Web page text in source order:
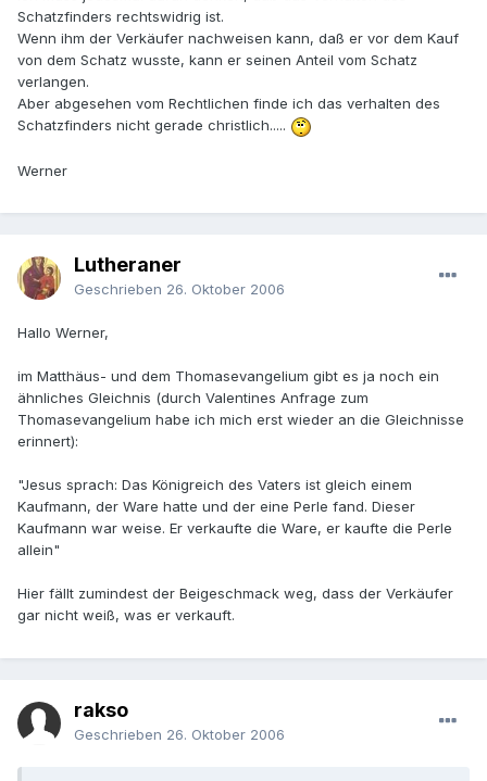
Schatzfinders rechtswidrig ist.
Wenn ihm der Verkäufer nachweisen kann, daß er vor dem Kauf
von dem Schatz wusste, kann er seinen Anteil vom Schatz
verlangen.
Aber abgesehen vom Rechtlichen finde ich das verhalten des
Schatzfinders nicht gerade christlich.....
Werner
Lutheraner
Geschrieben 26. Oktober 2006
Hallo Werner,
im Matthäus- und dem Thomasevangelium gibt es ja noch ein
ähnliches Gleichnis (durch Valentines Anfrage zum
Thomasevangelium habe ich mich erst wieder an die Gleichnisse
erinnert):
"Jesus sprach: Das Königreich des Vaters ist gleich einem
Kaufmann, der Ware hatte und der eine Perle fand. Dieser
Kaufmann war weise. Er verkaufte die Ware, er kaufte die Perle
allein"
Hier fällt zumindest der Beigeschmack weg, dass der Verkäufer
gar nicht weiß, was er verkauft.
rakso
Geschrieben 26. Oktober 2006